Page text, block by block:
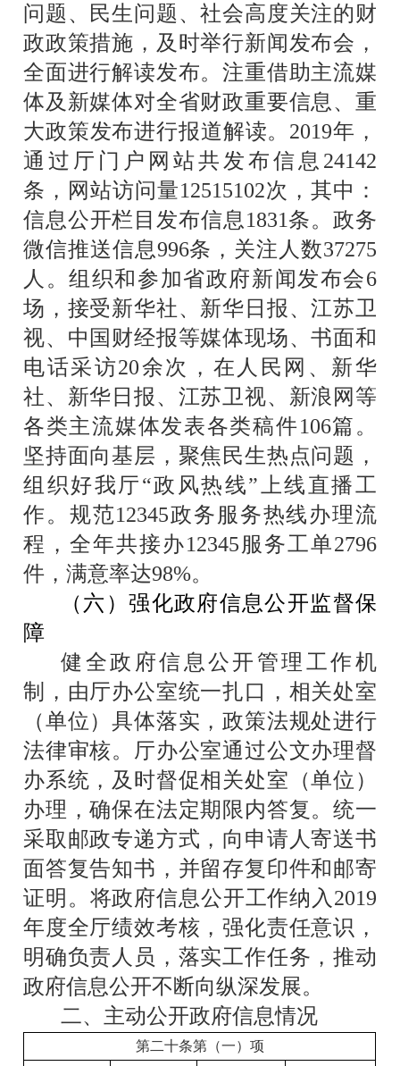
问题、民生问题、社会高度关注的财
政政策措施，及时举行新闻发布会，
全面进行解读发布。注重借助主流媒
体及新媒体对全省财政重要信息、重
大政策发布进行报道解读。 2019年，
通过厅门户网站共发布信息 24142
条，网站访问量12515102次，其中：
信息公开栏目发布信息1831条。政务
微信推送信息996条，关注人数37275
人。组织和参加省政府新闻发布会6
场，接受新华社、新华日报、江苏卫
视、中国财经报等媒体现场、书面和
电话采访20余次，在人民网、新华
社、新华日报、江苏卫视、新浪网等
各类主流媒体发表各类稿件106篇。
坚持面向基层，聚焦民生热点问题，
组织好我厅“政风热线”上线直播工
作。规范12345政务服务热线办理流
程，全年共接办12345服务工单2796
件，满意率达98%。
（六）强化政府信息公开监督保
障
健全政府信息公开管理工作机
制，由厅办公室统一扎口，相关处室
（单位）具体落实，政策法规处进行
法律审核。厅办公室通过公文办理督
办系统，及时督促相关处室（单位）
办理，确保在法定期限内答复。统一
采取邮政专递方式，向申请人寄送书
面答复告知书，并留存复印件和邮寄
证明。将政府信息公开工作纳入 2019
年度全厅绩效考核，强化责任意识，
明确负责人员，落实工作任务，推动
政府信息公开不断向纵深发展。
二、主动公开政府信息情况
第二十条第（一）项